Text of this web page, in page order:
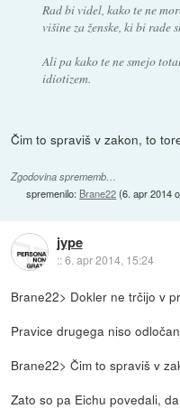
Rad bi videl, kako te ne
višine za ženske, ki bi rade
Ali pa kako te ne smejo
idiotizem.
Čim to spraviš v zakon, to
Zgodovina sprememb…
spremenilo: Brane22(6. apr 2014
jype
::6. apr 2014, 15:24
Brane22> Dokler ne trčijo v
Pravice drugega niso
Brane22> Čim to spraviš v
Zato so pa Eichu povedali,